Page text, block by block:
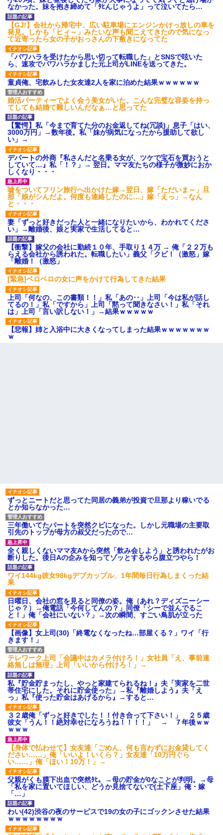
後続車にクラクションを鳴ら
され彼氏が逆切れ。「何クラク
ション鳴らしてんだ！降りてこ
いよ！」と怒鳴りだし...
【衝撃】報酬100万円超の治験
募集がこちらｗｗｗｗｗ(※画像
あり)
【ネット騒然】惨殺されたタ
ワマン頂き女子のこの動画、す
げえええええｗｗｗｗｗｗｗｗ
ｗｗｗ
【愕然】白のクラウン俺氏、
高速道路左車線を制限速度で走
った結果wwwwwwwwwwww
百年の恋12-899 食べた量を
張り合ってくる
【悲報】佐藤輝明・・・２軍
でも盛大にやらかす←あまり悲
しませないでくれ
なかった。妹を抱き締めて「ﾀﾋんじゃうよ」って泣いてたら…
【GJ!】会社から帰宅中、広い駐車場にエンジンかけっ放しの車を
発見。しかも「ヒィ～」みたいな声も聞こえてきたので気になっ
て近寄ったら女の子がおっさんの下敷きになってた
「パワハラを受けたから思い切って転職した」とSNSで呟いた
ら、速攻でパワハラかました元上司がLINEを送ってきた。
童貞俺、宅飲みした女友達2人を家に泊めた結果ｗｗｗｗｗｗ
婚活パーティーでよく会う美女がいた。こんな完璧な容姿を持っ
てしても結婚て難しいんだなぁ…と思ってた
【驚愕】私「今まで育てた分のお金返してね(冗談)」息子「はい、
3000万円」→数年後。私「妹が病気になったから援助して欲し
い」→
デパートの外商『私さんだと名乗る女が、ツケで宝石を買おうと
していて…』私「！？」→ 翌日。ママ友たちの様子が微妙におか
しくなり・・・
嘘をついてフリン旅行へ出かけた嫁→翌日、嫁「ただいま～」旦
那「娘がシんだよ。何度も連絡したのに…」嫁「えっ」→なん
と・・・
妻「ずっと好きだった人と一緒になりたいから、わかれてくださ
い」→離婚後、娘と実家で生活してると…
【衝撃】嫁父の会社に勤続１０年、手取り１４万 → 俺「２２万も
らえる会社から誘われた。転職したい」義父「クビ！（激怒」嫁
「離婚！（激怒」
[緊急]ベロベロの女に声をかけて行為してきた結果
上司「何なの、この書類！！」私「あの‥」上司「今は私が話し
てるの！」私「ですから」上司「黙って聞きなさい！」私「それ
は」上司「言い訳しない！」→結果ｗｗｗｗｗ
【悲報】姉と入浴中に大きくなってしまった結果ｗｗｗｗｗｗｗ
ｗ
ずっとニートだと思ってた同居の義弟が投資で旦那より稼いでる
とか知らなかった…
三年働いてたパートを突然クビになった。しかし元職場の主要取
引先のトップが母方の叔父だったので…
全く親しくないママ友Aから突然「飲み会しよう」と誘われたがお
断りした。後日Aの企みを知ってゾッとするやら腹立つやら！
ワイ144kg彼女98kgデブカップル、1年間毎日行為しまくった結
果
日曜日、会社の窓を見ると同僚の姿。俺（あれ？ディズニーシー
じゃ？）→俺電話「今何してんの？」同僚「シーで並んでるこ
と！」俺「会社にいない？」→次の瞬間、すごい鳥肌が立った
【画像】女上司(30)「終電なくなったね…部屋くる？」ワイ「行
きます！」
テレワーク上司「会議中はカメラ付けろ！」女社員「え、事前連
絡無しは無理」上司「いいから付けろ！」→
私『貯金貯まったし、やっと家建てられるね！』夫「実家を二世
帯住宅にした。それに貯金使った」→私『離婚しよう』夫「え
っ」私『使った貯金はあげるから』→すると…
３２歳俺「ずっと好きでした！！付き合って下さい！」 ２５歳
彼女「うん！！絶対幸せになろうね！！！！」 → ７年後ｗｗ
ｗｗｗ
【身体で払わせて】女友達「ごめん、何も言わずにお金貸してく
ださい……」俺「いいよ！いくら？」女友達「10万円ぐら
い……」俺「ほい！10万！」→
父親がくも膜下出血で突然ﾀﾋ。→母の貯金が0なことが判明。→母
「私を家に置いてほしい、どうか見捨てないで(土下座」俺・嫁
「…」
わい(42)渋谷の夜のサービスで19の女の子にゴックンさせた結果
ｗｗｗｗｗｗｗｗ